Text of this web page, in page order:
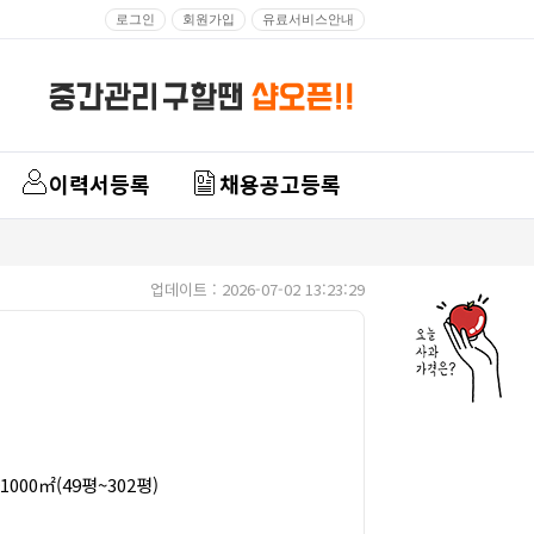
로그인 회원가입 유료서비스안내
이력서등록 채용공고등록
업데이트 : 2026-07-02 13:23:29
㎡(49평~302평)